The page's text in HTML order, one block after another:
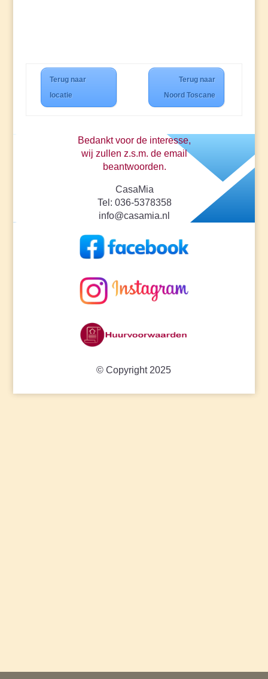
Terug naar
locatie
Terug naar
Noord Toscane
Bedankt voor de interesse,
wij zullen z.s.m. de email
beantwoorden.
CasaMia
Tel: 036-5378358
info@casamia.nl
© Copyright 2025